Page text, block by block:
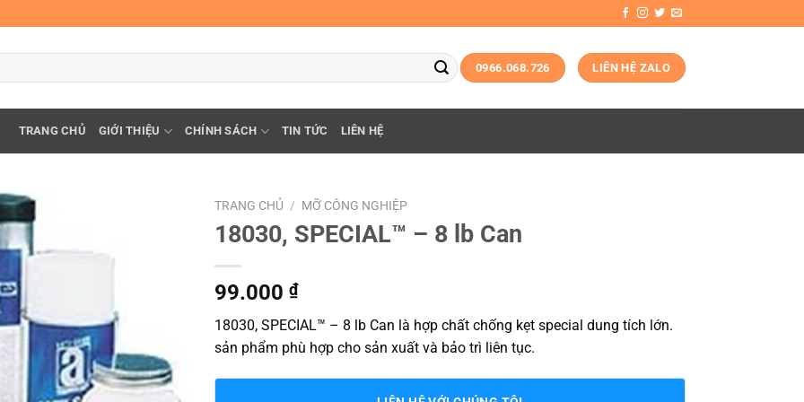
0966.068.726 LIÊN HỆ ZALO
TRANG CHỦ GIỚI THIỆU CHÍNH SÁCH TIN TỨC LIÊN HỆ
TRANG CHỦ / MỠ CÔNG NGHIỆP
18030, SPECIAL™ – 8 lb Can
99.000 ₫
18030, SPECIAL™ – 8 lb Can là hợp chất chống kẹt special dung tích lớn.
sản phẩm phù hợp cho sản xuất và bảo trì liên tục.